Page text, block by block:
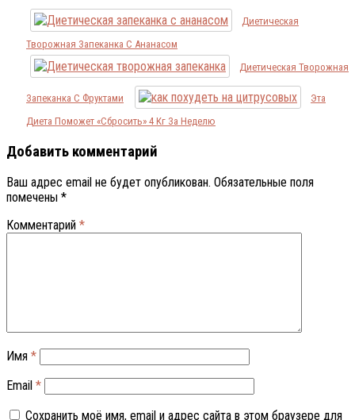
Диетическая
Творожная Запеканка С Ананасом
Диетическая Творожная
Запеканка С Фруктами
Эта
Диета Поможет «сбросить» 4 Кг За Неделю
Добавить комментарий
Ваш адрес email не будет опубликован. Обязательные поля
помечены *
Комментарий *
Имя *
Email *
Сохранить моё имя, email и адрес сайта в этом браузере для